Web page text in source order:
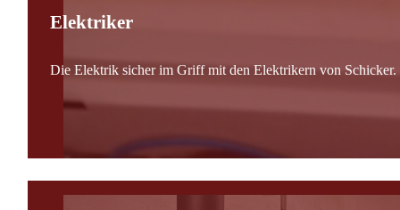
Elektriker
Die Elektrik sicher im Griff mit den Elektrikern von Schicker.